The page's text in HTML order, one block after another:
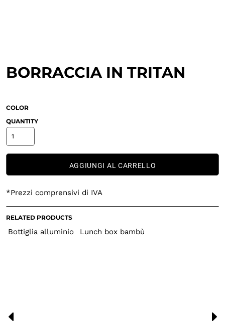
BORRACCIA IN TRITAN
COLOR
QUANTITY
AGGIUNGI AL CARRELLO
*Prezzi comprensivi di IVA
RELATED PRODUCTS
Bottiglia alluminio Lunch box bambù